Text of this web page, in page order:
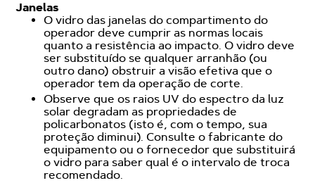
Janelas
O vidro das janelas do compartimento do
operador deve cumprir as normas locais
quanto a resistência ao impacto. O vidro deve
ser substituído se qualquer arranhão (ou
outro dano) obstruir a visão efetiva que o
operador tem da operação de corte.
Observe que os raios UV do espectro da luz
solar degradam as propriedades de
policarbonatos (isto é, com o tempo, sua
proteção diminui). Consulte o fabricante do
equipamento ou o fornecedor que substituirá
o vidro para saber qual é o intervalo de troca
recomendado.